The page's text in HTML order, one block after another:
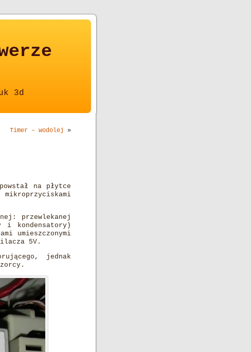
3d
Timer – wodolej »
na płytce
przewlekanej
kondensatory)
umieszczonymi
5V.
jednak